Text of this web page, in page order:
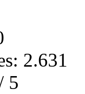
2.631
5